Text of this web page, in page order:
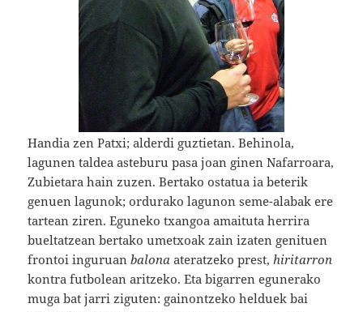
Handia zen Patxi; alderdi guztietan. Behinola,
lagunen taldea asteburu pasa joan ginen Nafarroara,
Zubietara hain zuzen. Bertako ostatua ia beterik
genuen lagunok; ordurako lagunon seme-alabak ere
tartean ziren. Eguneko txangoa amaituta herrira
bueltatzean bertako umetxoak zain izaten genituen
frontoi inguruanbalona ateratzeko prest, hiritarron
kontra futbolean aritzeko. Eta bigarren egunerako
muga bat jarri ziguten: gainontzeko helduek bai